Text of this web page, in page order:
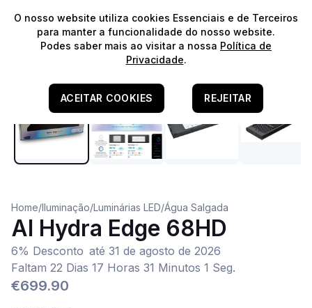
⭐️ Envios Gratuitos para encomendas acima de 60€!*⭐️
Home/Iluminação/Luminárias LED/Água Salgada
AI Hydra Edge 68HD
6% Desconto até 31 de agosto de 2026
Faltam 22 Dias 17 Horas 31 Minutos 1 Seg.
€699.90
O nosso website utiliza cookies Essenciais e de Terceiros
para manter a funcionalidade do nosso website.
Podes saber mais ao visitar a nossa Política de
Privacidade.
ACEITAR COOKIES REJEITAR